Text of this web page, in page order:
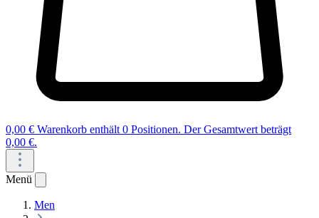
0,00 € Warenkorb enthält 0 Positionen. Der Gesamtwert beträgt
0,00 €.
Menü
Men